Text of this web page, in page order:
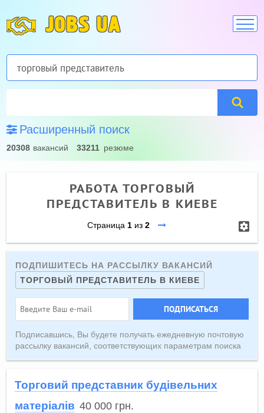
JOBS UA
Расширенный поиск
20308 вакансий 33211 резюме
РАБОТА ТОРГОВЫЙ
ПРЕДСТАВИТЕЛЬ В КИЕВЕ
Страница 1 из 2
ПОДПИШИТЕСЬ НА РАССЫЛКУ ВАКАНСИЙ
ТОРГОВЫЙ ПРЕДСТАВИТЕЛЬ В КИЕВЕ
ПОДПИСАТЬСЯ
Подписавшись, Вы будете получать ежедневную почтовую
рассылку вакансий, соответствующих параметрам поиска
Торговий представник будівельних
матеріалів 40 000 грн.